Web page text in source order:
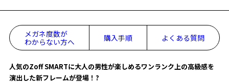
メガネ度数が
わからない方へ
購入手順 よくある質問
人気のZoff SMARTに大人の男性が楽しめるワンランク上の高級感を
演出した新フレームが登場！?